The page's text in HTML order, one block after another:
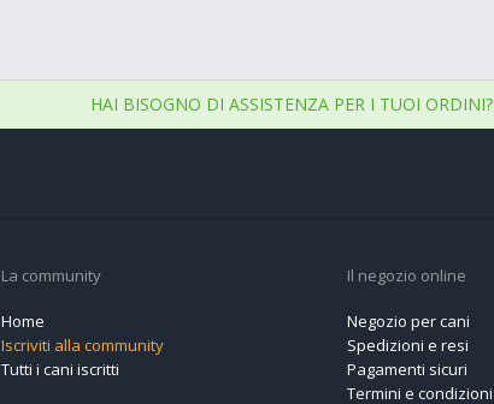
HAI BISOGNO DI ASSISTENZA PER I TUOI ORDINI?
La community
Home
Iscriviti alla community
Tutti i cani iscritti
Il negozio online
Negozio per cani
Spedizioni e resi
Pagamenti sicuri
Termini e condizioni